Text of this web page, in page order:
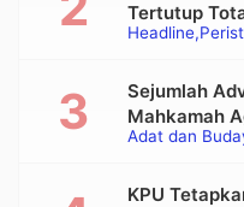
Headline
Tertutup
Adat dan
Sejumlah
Mahkamah
Alat Berat
KPU